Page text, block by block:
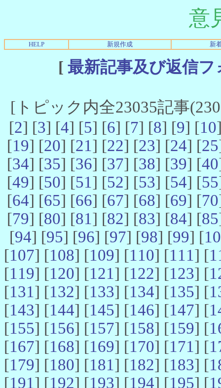
意
HELP 新規作成 新
[ 最新記事及び返信
[トピック内全23035記事
[2] [3] [4] [5] [6] [7] [8] [9] [10
[19] [20] [21] [22] [23] [24] [25
[34] [35] [36] [37] [38] [39] [40
[49] [50] [51] [52] [53] [54] [55
[64] [65] [66] [67] [68] [69] [70
[79] [80] [81] [82] [83] [84] [85
[94] [95] [96] [97] [98] [99] [
[107] [108] [109] [110] [111] [
[119] [120] [121] [122] [123] [
[131] [132] [133] [134] [135] [
[143] [144] [145] [146] [147] [
[155] [156] [157] [158] [159] [
[167] [168] [169] [170] [171] [
[179] [180] [181] [182] [183] [
[191] [192] [193] [194] [195] [